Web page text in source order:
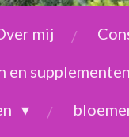
mij
en supplementen